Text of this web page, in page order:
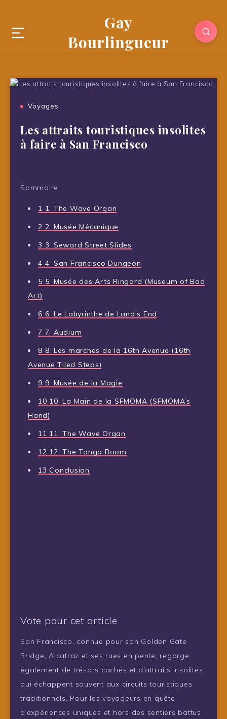
Gay
Bourlingueur
Voyages
Les attraits touristiques insolites
à faire à San Francisco
Sommaire
1 1. The Wave Organ
2 2. Musée Mécanique
3 3. Seward Street Slides
4 4. San Francisco Dungeon
5 5. Musée des Arts Ringard (Museum of Bad
Art)
6 6. Le Labyrinthe de Land’s End
7 7. Audium
8 8. Les marches de la 16th Avenue (16th
Avenue Tiled Steps)
9 9. Musée de la Magie
10 10. La Main de la SFMOMA (SFMOMA’s
Hand)
11 11. The Wave Organ
12 12. The Tonga Room
13 Conclusion
Vote pour cet article
San Francisco, connue pour son Golden Gate
Bridge, Alcatraz et ses rues en pente, regorge
également de trésors cachés et d’attraits insolites
qui échappent souvent aux circuits touristiques
traditionnels. Pour les voyageurs en quête
d’expériences uniques et hors des sentiers battus,